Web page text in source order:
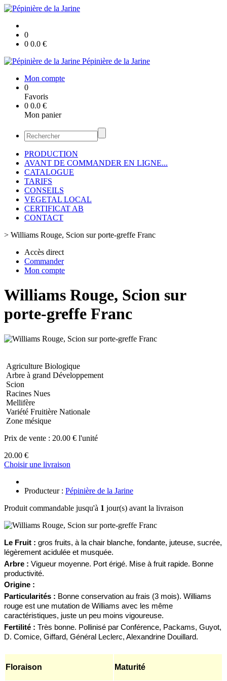
0
0 0.0 €
Pépinière de la Jarine
Mon compte
0
Favoris
0 0.0 €
Mon panier
PRODUCTION
AVANT DE COMMANDER EN LIGNE...
CATALOGUE
TARIFS
CONSEILS
VEGETAL LOCAL
CERTIFICAT AB
CONTACT
> Williams Rouge, Scion sur porte-greffe Franc
Accès direct
Commander
Mon compte
Williams Rouge, Scion sur
porte-greffe Franc
Agriculture Biologique
Arbre à grand Développement
Scion
Racines Nues
Mellifère
Variété Fruitière Nationale
Zone mésique
Prix de vente : 20.00 € l'unité
20.00 €
Choisir une livraison
Producteur : Pépinière de la Jarine
Produit commandable jusqu'à 1 jour(s) avant la livraison
Le Fruit : gros fruits, à la chair blanche, fondante, juteuse, sucrée,
légèrement acidulée et musquée.
Arbre : Vigueur moyenne. Port érigé. Mise à fruit rapide. Bonne
productivité.
Origine :
Particularités : Bonne conservation au frais (3 mois). Williams
rouge est une mutation de Williams avec les même
caractéristiques, juste un peu moins vigoureuse.
Fertilité : Très bonne. Pollinisé par Conférence, Packams, Guyot,
D. Comice, Giffard, Général Leclerc, Alexandrine Douillard.
Floraison Maturité